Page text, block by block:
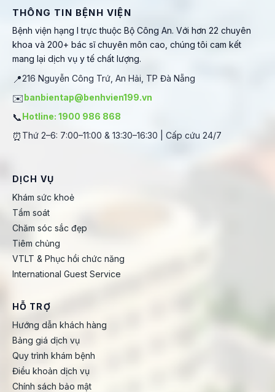
THÔNG TIN BỆNH VIỆN
Bệnh viện hạng I trực thuộc Bộ Công An. Với hơn 22 chuyên
khoa và 200+ bác sĩ chuyên môn cao, chúng tôi cam kết
mang lại dịch vụ y tế chất lượng.
📍216 Nguyễn Công Trứ, An Hải, TP Đà Nẵng
✉️banbientap@benhvien199.vn
📞Hotline: 1900 986 868
⏰ Thứ 2–6: 7:00–11:00 & 13:30–16:30 | Cấp cứu 24/7
DỊCH VỤ
Khám sức khoẻ
Tầm soát
Chăm sóc sắc đẹp
Tiêm chủng
VTLT & Phục hồi chức năng
International Guest Service
HỖ TRỢ
Hướng dẫn khách hàng
Bảng giá dịch vụ
Quy trình khám bệnh
Điều khoản dịch vụ
Chính sách bảo mật